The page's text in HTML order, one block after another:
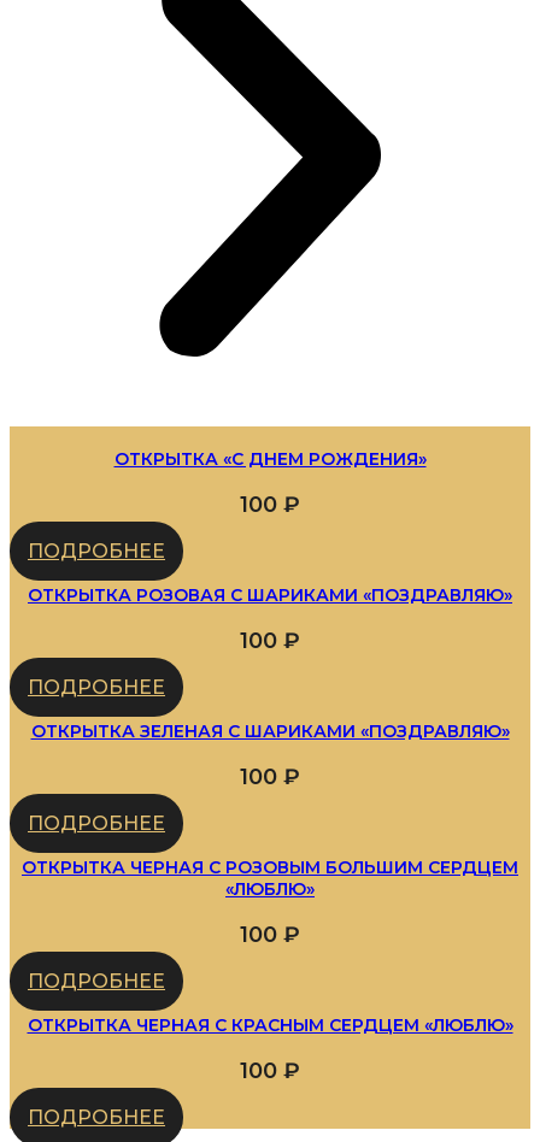
ОТКРЫТКА «С ДНЕМ РОЖДЕНИЯ»
100 ₽
ПОДРОБНЕЕ
ОТКРЫТКА РОЗОВАЯ С ШАРИКАМИ «ПОЗДРАВЛЯЮ»
100 ₽
ПОДРОБНЕЕ
ОТКРЫТКА ЗЕЛЕНАЯ С ШАРИКАМИ «ПОЗДРАВЛЯЮ»
100 ₽
ПОДРОБНЕЕ
ОТКРЫТКА ЧЕРНАЯ С РОЗОВЫМ БОЛЬШИМ СЕРДЦЕМ
«ЛЮБЛЮ»
100 ₽
ПОДРОБНЕЕ
ОТКРЫТКА ЧЕРНАЯ С КРАСНЫМ СЕРДЦЕМ «ЛЮБЛЮ»
100 ₽
ПОДРОБНЕЕ